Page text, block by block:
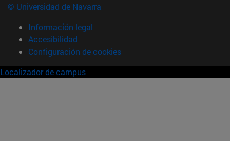
© Universidad de Navarra
Información legal
Accesibilidad
Configuración de cookies
Localizador de campus